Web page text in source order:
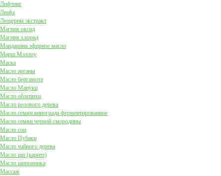
Лифтинг
Люфа
Люцерны экстракт
Магния оксид
Магния хлорид
Мандарина эфирное масло
Марш Мэллоу
Маска
Масло арганы
Масло бергамота
Масло Мануки
Масло облепихи
Масло розового дерева
Масло семян винограда ферментированное
Масло семян черной смородины
Масло сои
Масло Цубаки
Масло чайного дерева
Масло ши (карите)
Масло шиповника
Массаж